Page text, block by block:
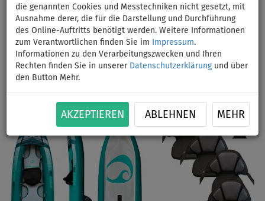
die genannten Cookies und Messtechniken nicht gesetzt, mit
Ausnahme derer, die für die Darstellung und Durchführung
des Online-Auftritts benötigt werden. Weitere Informationen
zum Verantwortlichen finden Sie im
Impressum.
Informationen zu den Verarbeitungszwecken und Ihren
Rechten finden Sie in unserer Datenschutzerklärungund über
den Button Mehr.
AKZEPTIEREN ABLEHNEN MEHR
Personen - Variante: ohne
Paddel
VERSAND
GRATIS
Previous Next